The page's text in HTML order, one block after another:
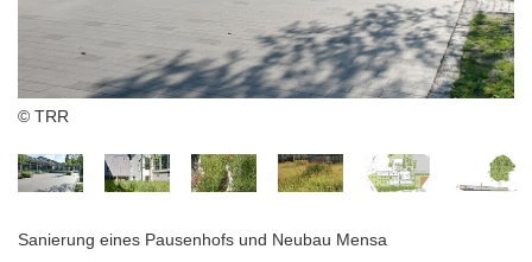
© TRR
Sanierung eines Pausenhofs und Neubau Mensa